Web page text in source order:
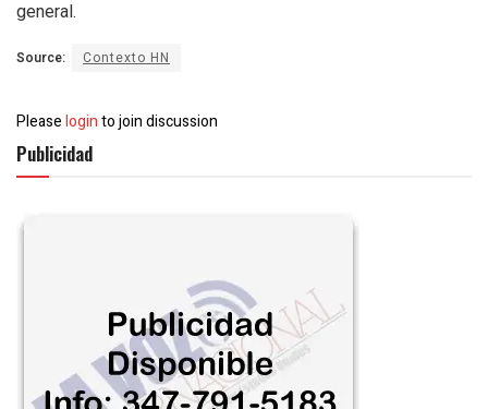
general.
Source: Contexto HN
Pleaseloginto join discussion
Publicidad